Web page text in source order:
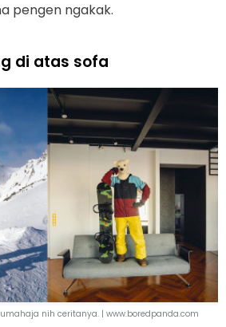
pengen ngakak.
di atas sofa
nih ceritanya. | www.boredpanda.com